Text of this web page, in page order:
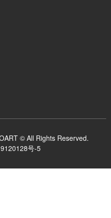
© All Rights Reserved.
号-5